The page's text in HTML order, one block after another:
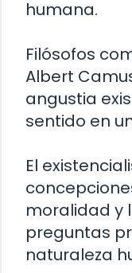
humana.
Filósofos
Albert
angustia
sentido en
El
moralidad y
preguntas
naturaleza